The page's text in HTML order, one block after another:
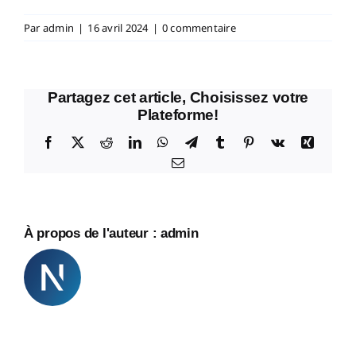
Paradmin | 16 avril 2024 | 0 commentaire
Partagez cet article, Choisissez votre
Plateforme!
Facebook
X RedditLinkedInWhatsApp
TelegramTumblr Pinterest
Vk
Xing
Email
À propos de l'auteur : admin